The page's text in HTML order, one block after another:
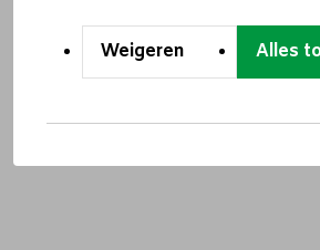
Weigeren Alles